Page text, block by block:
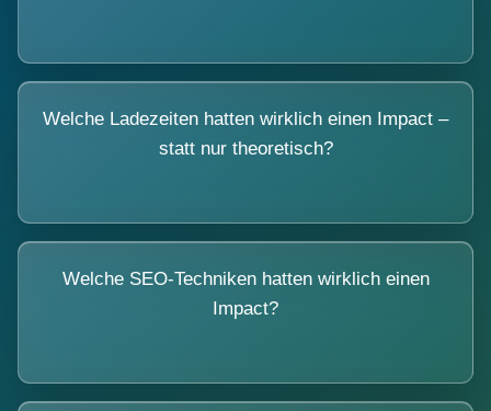
Welche Ladezeiten hatten wirklich einen Impact –
statt nur theoretisch?
Welche SEO-Techniken hatten wirklich einen
Impact?